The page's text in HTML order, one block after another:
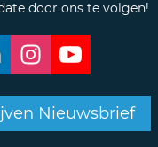
door ons te volgen!
Nieuwsbrief